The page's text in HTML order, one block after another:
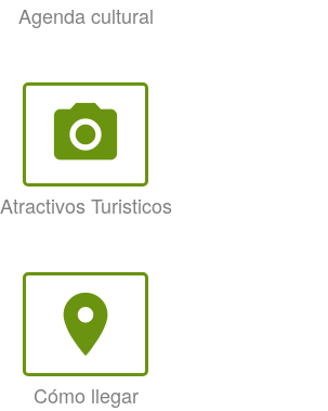
Agenda cultural
photo_camera
Atractivos Turisticos
room
Cómo llegar